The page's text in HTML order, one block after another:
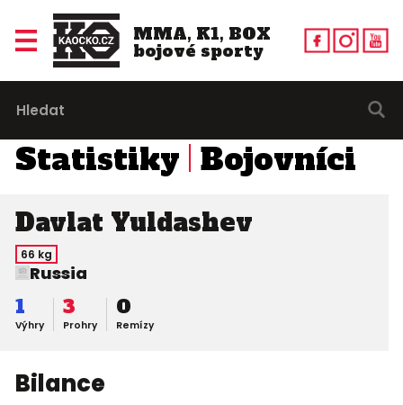
MMA, K1, BOX
bojové sporty
Statistiky Bojovníci
Davlat Yuldashev
66 kg
Russia
Výhry
1
Prohry
3
Remízy
0
Bilance